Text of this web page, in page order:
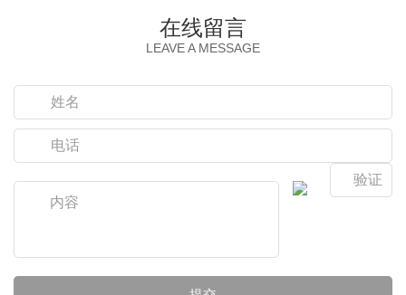
在线留言
LEAVE A MESSAGE